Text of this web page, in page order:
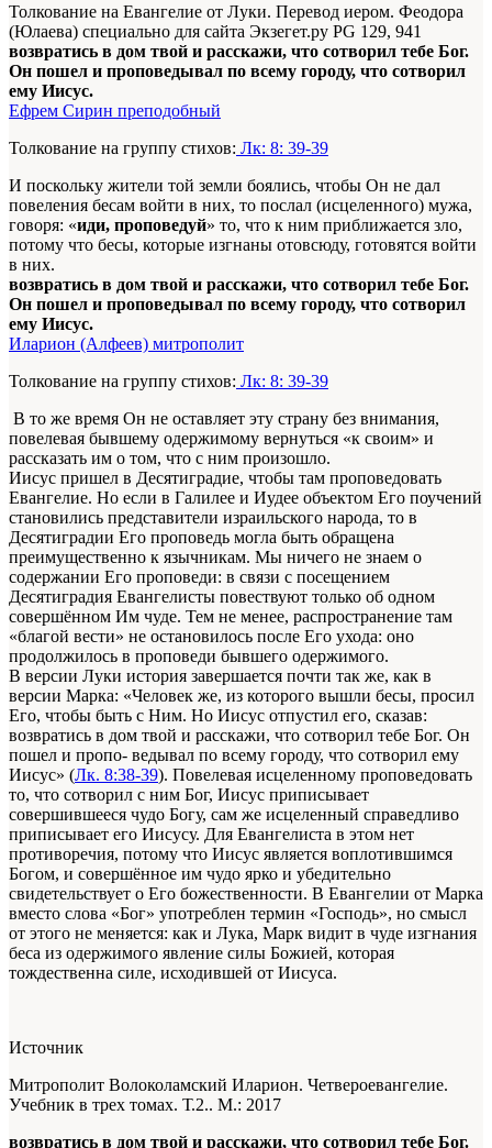
Толкование на Евангелие от Луки. Перевод иером. Феодора
(Юлаева) специально для сайта Экзегет.ру PG 129, 941
возвратись в дом твой и расскажи, что сотворил тебе Бог.
Он пошел и проповедывал по всему городу, что сотворил
ему Иисус.
Ефрем Сирин преподобный
Толкование на группу стихов: Лк: 8: 39-39
И поскольку жители той земли боялись, чтобы Он не дал
повеления бесам войти в них, то послал (исцеленного) мужа,
говоря: «иди, проповедуй» то, что к ним приближается зло,
потому что бесы, которые изгнаны отовсюду, готовятся войти
в них.
возвратись в дом твой и расскажи, что сотворил тебе Бог.
Он пошел и проповедывал по всему городу, что сотворил
ему Иисус.
Иларион (Алфеев) митрополит
Толкование на группу стихов: Лк: 8: 39-39
В то же время Он не оставляет эту страну без внимания,
повелевая бывшему одержимому вернуться «к своим» и
рассказать им о том, что с ним произошло.
Иисус пришел в Десятиградие, чтобы там проповедовать
Евангелие. Но если в Галилее и Иудее объектом Его поучений
становились представители израильского народа, то в
Десятиградии Его проповедь могла быть обращена
преимущественно к язычникам. Мы ничего не знаем о
содержании Его проповеди: в связи с посещением
Десятиградия Евангелисты повествуют только об одном
совершённом Им чуде. Тем не менее, распространение там
«благой вести» не остановилось после Его ухода: оно
продолжилось в проповеди бывшего одержимого.
В версии Луки история завершается почти так же, как в
версии Марка: «Человек же, из которого вышли бесы, просил
Его, чтобы быть с Ним. Но Иисус отпустил его, сказав:
возвратись в дом твой и расскажи, что сотворил тебе Бог. Он
пошел и пропо- ведывал по всему городу, что сотворил ему
Иисус» (Лк. 8:38-39). Повелевая исцеленному проповедовать
то, что сотворил с ним Бог, Иисус приписывает
совершившееся чудо Богу, сам же исцеленный справедливо
приписывает его Иисусу. Для Евангелиста в этом нет
противоречия, потому что Иисус является воплотившимся
Богом, и совершённое им чудо ярко и убедительно
свидетельствует о Его божественности. В Евангелии от Марка
вместо слова «Бог» употреблен термин «Господь», но смысл
от этого не меняется: как и Лука, Марк видит в чуде изгнания
беса из одержимого явление силы Божией, которая
тождественна силе, исходившей от Иисуса.
Источник
Митрополит Волоколамский Иларион. Четвероевангелие.
Учебник в трех томах. Т.2.. М.: 2017
возвратись в дом твой и расскажи, что сотворил тебе Бог.